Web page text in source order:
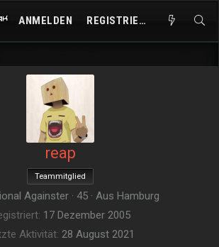
ANMELDEN REGISTRIEREN
reap
Teammitglied
Againster · 45 · Aus Hamburg
17 Dezember 2005
Aktivität 28 August 2021